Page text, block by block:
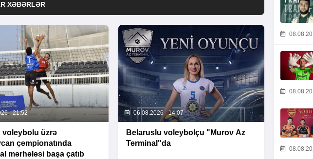
XƏBƏRLƏR
- 21:52
voleybolu üzrə
çempionatında
mərhələsi başa çatıb
06.08.2026 - 14:07
Belaruslu voleybolçu "Murov Az
Terminal"da